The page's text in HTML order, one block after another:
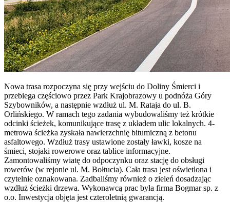
Nowa trasa rozpoczyna się przy wejściu do Doliny Śmierci i
przebiega częściowo przez Park Krajobrazowy u podnóża Góry
Szybowników, a następnie wzdłuż ul. M. Rataja do ul. B.
Orlińskiego. W ramach tego zadania wybudowaliśmy też krótkie
odcinki ścieżek, komunikujące trasę z układem ulic lokalnych. 4-
metrowa ścieżka zyskała nawierzchnię bitumiczną z betonu
asfaltowego. Wzdłuż trasy ustawione zostały ławki, kosze na
śmieci, stojaki rowerowe oraz tablice informacyjne.
Zamontowaliśmy wiatę do odpoczynku oraz stację do obsługi
rowerów (w rejonie ul. M. Bołtucia). Cała trasa jest oświetlona i
czytelnie oznakowana. Zadbaliśmy również o zieleń dosadzając
wzdłuż ścieżki drzewa. Wykonawcą prac była firma Bogmar sp. z
o.o. Inwestycja objęta jest czteroletnią gwarancją.